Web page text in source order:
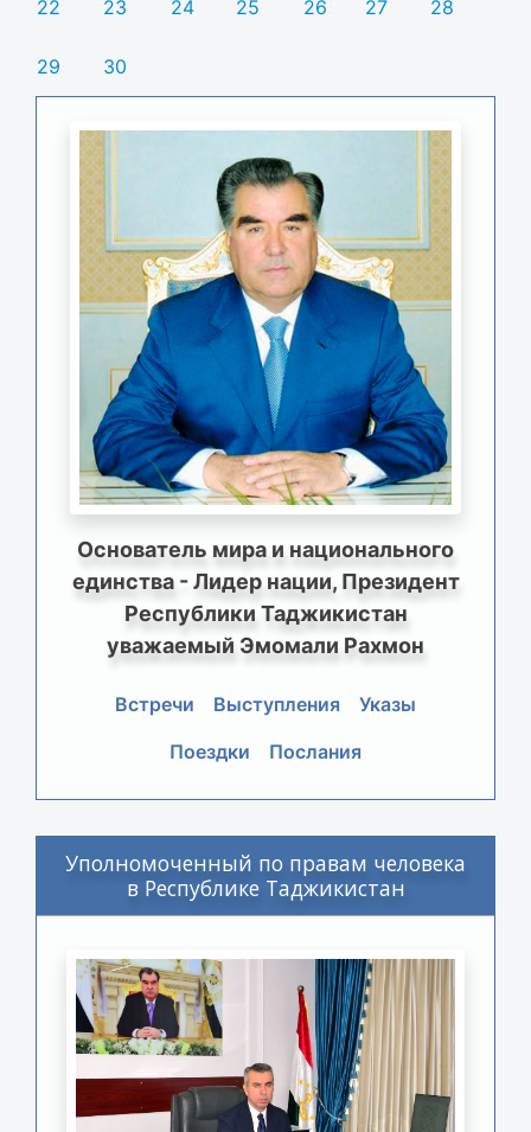
22 23 24 25 26 27 28
29 30
Основатель мира и национального
единства - Лидер нации, Президент
Республики Таджикистан
уважаемый Эмомали Рахмон
Встречи Выступления
Указы
Поездки
Послания
Уполномоченный по правам человека
в Республике Таджикистан